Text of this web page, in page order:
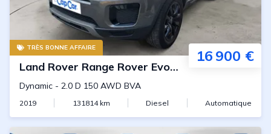
TRÈS BONNE AFFAIRE 16 900 €
Land Rover Range Rover Evoque
Dynamic - 2.0 D 150 AWD BVA
2019 131814km Diesel Automatique